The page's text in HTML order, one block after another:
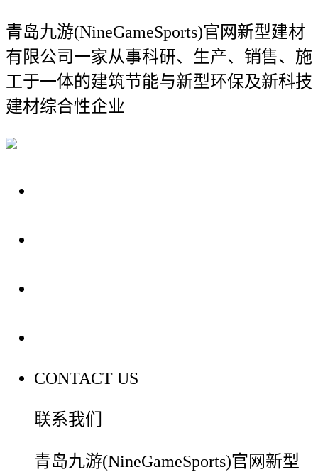
青岛九游(NineGameSports)官网新型建材
有限公司一家从事科研、生产、销售、施
工于一体的建筑节能与新型环保及新科技
建材综合性企业
CONTACT US
联系我们
青岛九游(NineGameSports)官网新型